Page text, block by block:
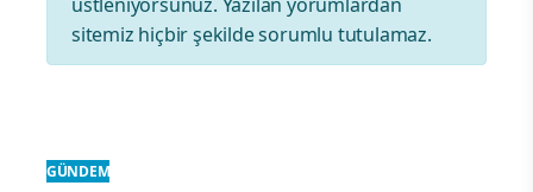
sitemiz hiçbir şekilde sorumlu tutulamaz.
GÜNDEM